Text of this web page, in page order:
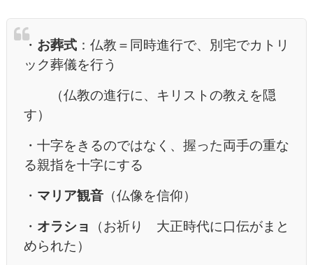
・ お葬式 ：仏教＝同時進行で、別宅でカトリ
ック葬儀を行う
（仏教の進行に、キリストの教えを隠
す）
・十字をきるのではなく、握った両手の重な
る親指を十字にする
・ マリア観音 （仏像を信仰）
・ オラショ
（お祈り 大正時代に口伝がまと
められた）